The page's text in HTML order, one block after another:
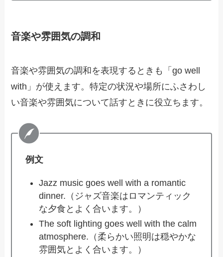
音楽や雰囲気の調和
音楽や雰囲気の調和を表現するときも「go well
with」が使えます。特定の状況や場所にふさわし
い音楽や雰囲気について話すときに役立ちます。
例文
Jazz music goes well with a romantic
dinner.（ジャズ音楽はロマンティック
な夕食とよく合います。）
The soft lighting goes well with the calm
atmosphere.（柔らかい照明は穏やかな
雰囲気とよく合います。）